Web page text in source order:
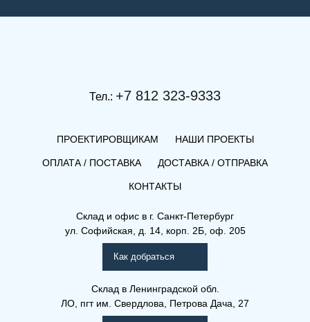
Тел.: +7 812 323-9333
ПРОЕКТИРОВЩИКАМ НАШИ ПРОЕКТЫ
ОПЛАТА / ПОСТАВКА ДОСТАВКА / ОТПРАВКА
КОНТАКТЫ
Склад и офис в г. Санкт-Петербург
ул. Софийская, д. 14, корп. 2Б, оф. 205
Как добраться
Склад в Ленинградской обл.
ЛО, пгт им. Свердлова, Петрова Дача, 27